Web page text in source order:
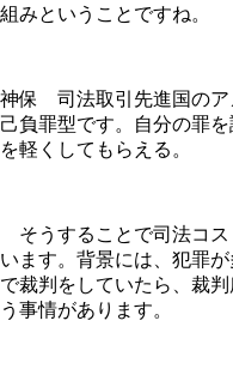
組みということですね。
神保 司法取引先進国のア
己負罪型です。自分の罪
を軽くしてもらえる。
そうすることで司法コス
います。背景には、犯罪
で裁判をしていたら、裁
う事情があります。